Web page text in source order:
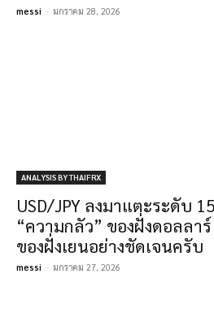
messi - มกราคม 28, 2026
ANALYSIS BY THAIFRX
USD/JPY ลงมาแตะระดับ
“ความกลัว” ของฝั่งดอลลา
ของฝั่งเยนอย่างชัดเจนครับ
messi - มกราคม 27, 2026